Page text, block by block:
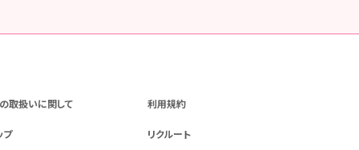
取扱いに関して 利用規約
プ リクルート